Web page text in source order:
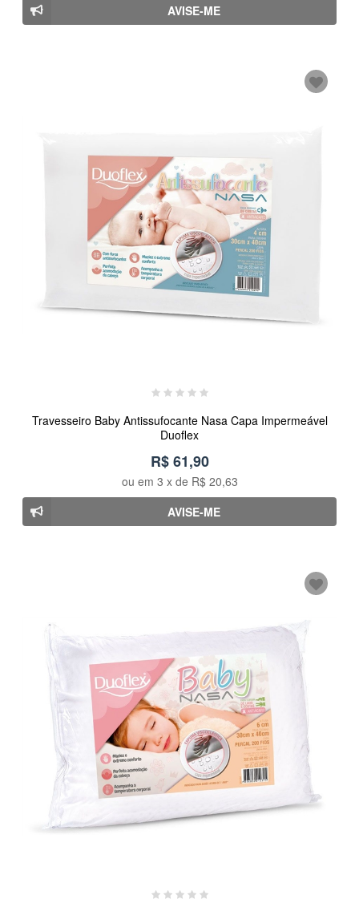
AVISE-ME
Travesseiro Baby Antissufocante Nasa Capa Impermeável
Duoflex
R$ 61,90
ou em 3 x de R$ 20,63
AVISE-ME